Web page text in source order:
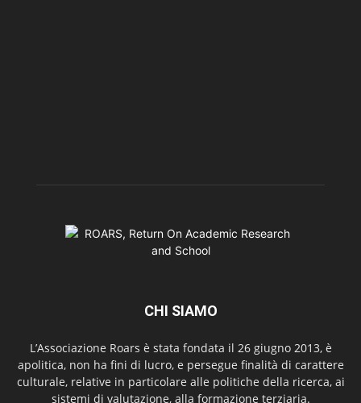
CHI SIAMO
L’Associazione Roars è stata fondata il 26 giugno 2013, è
apolitica, non ha fini di lucro, e persegue finalità di carattere
culturale, relative in particolare alle politiche della ricerca, ai
sistemi di valutazione, alla formazione terziaria.